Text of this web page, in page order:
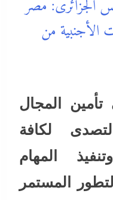
الجزائرى: مصر
الأجنبية من
المجال
لكافة
المهام
المستمر